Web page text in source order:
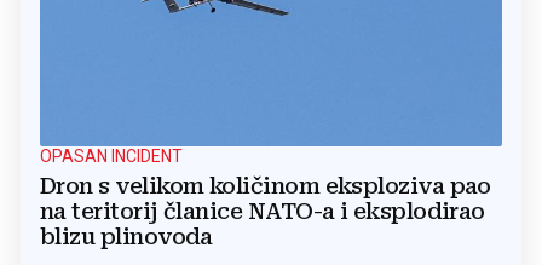
OPASAN INCIDENT
Dron s velikom količinom eksploziva pao
na teritorij članice NATO-a i eksplodirao
blizu plinovoda